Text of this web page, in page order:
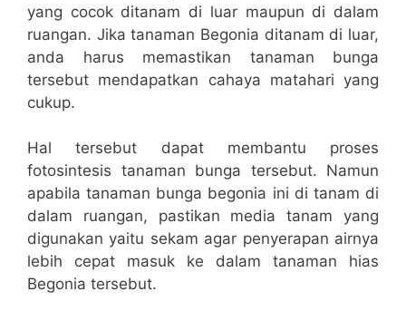
yang cocok ditanam di luar maupun di dalam
ruangan. Jika tanaman Begonia ditanam di luar,
anda harus memastikan tanaman bunga
tersebut mendapatkan cahaya matahari yang
cukup.
Hal tersebut dapat membantu proses
fotosintesis tanaman bunga tersebut. Namun
apabila tanaman bunga begonia ini di tanam di
dalam ruangan, pastikan media tanam yang
digunakan yaitu sekam agar penyerapan airnya
lebih cepat masuk ke dalam tanaman hias
Begonia tersebut.